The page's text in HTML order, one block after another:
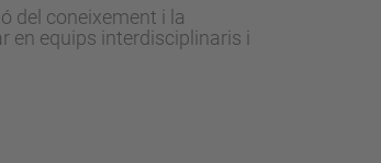
del coneixement i la
en equips interdisciplinaris i